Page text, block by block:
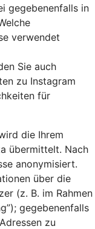
gegebenenfalls in
verwendet
Sie auch
zu Instagram
für
die Ihrem
übermittelt. Nach
anonymisiert.
über die
(z. B. im Rahmen
gegebenenfalls
zu